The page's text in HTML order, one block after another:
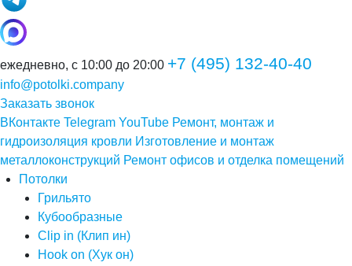
ежедневно, с 10:00 до 20:00 +7 (495) 132-40-40
info@potolki.company
Заказать звонок
ВКонтакте Telegram YouTube Ремонт, монтаж и
гидроизоляция кровли Изготовление и монтаж
металлоконструкций Ремонт офисов и отделка помещений
Потолки
Грильято
Кубообразные
Clip in (Клип ин)
Hook on (Хук он)